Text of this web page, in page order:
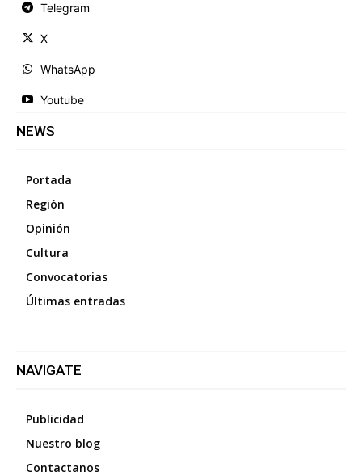
Telegram
X
WhatsApp
Youtube
NEWS
Portada
Región
Opinión
Cultura
Convocatorias
Últimas entradas
NAVIGATE
Publicidad
Nuestro blog
Contactanos